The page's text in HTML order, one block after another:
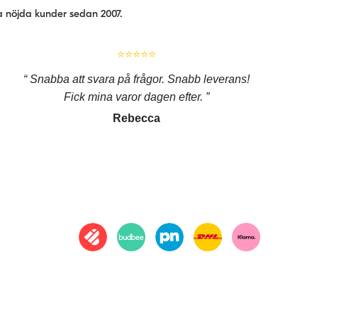
kunder sedan 2007.
⭐⭐⭐⭐⭐
Snabba att svara på frågor. Snabb leverans!
Fick mina varor dagen efter.
Rebecca